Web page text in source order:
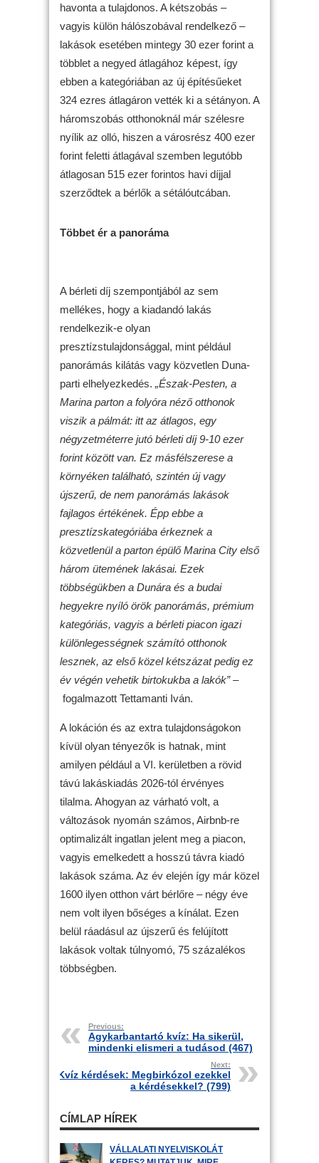
havonta a tulajdonos. A kétszobás –
vagyis külön hálószobával rendelkező –
lakások esetében mintegy 30 ezer forint a
többlet a negyed átlagához képest, így
ebben a kategóriában az új építésűeket
324 ezres átlagáron vették ki a sétányon. A
háromszobás otthonoknál már szélesre
nyílik az olló, hiszen a városrész 400 ezer
forint feletti átlagával szemben legutóbb
átlagosan 515 ezer forintos havi díjjal
szerződtek a bérlők a sétálóutcában.
Többet ér a panoráma
A bérleti díj szempontjából az sem
mellékes, hogy a kiadandó lakás
rendelkezik-e olyan
presztízstulajdonsággal, mint például
panorámás kilátás vagy közvetlen Duna-
parti elhelyezkedés. „Észak-Pesten, a
Marina parton a folyóra néző otthonok
viszik a pálmát: itt az átlagos, egy
négyzetméterre jutó bérleti díj 9-10 ezer
forint között van. Ez másfélszerese a
környéken található, szintén új vagy
újszerű, de nem panorámás lakások
fajlagos értékének. Épp ebbe a
presztízskategóriába érkeznek a
közvetlenül a parton épülő Marina City első
három ütemének lakásai. Ezek
többségükben a Dunára és a budai
hegyekre nyíló örök panorámás, prémium
kategóriás, vagyis a bérleti piacon igazi
különlegességnek számító otthonok
lesznek, az első közel kétszázat pedig ez
év végén vehetik birtokukba a lakók” –
fogalmazott Tettamanti Iván.
A lokáción és az extra tulajdonságokon
kívül olyan tényezők is hatnak, mint
amilyen például a VI. kerületben a rövid
távú lakáskiadás 2026-tól érvényes
tilalma. Ahogyan az várható volt, a
változások nyomán számos, Airbnb-re
optimalizált ingatlan jelent meg a piacon,
vagyis emelkedett a hosszú távra kiadó
lakások száma. Az év elején így már közel
1600 ilyen otthon várt bérlőre – négy éve
nem volt ilyen bőséges a kínálat. Ezen
belül ráadásul az újszerű és felújított
lakások voltak túlnyomó, 75 százalékos
többségben.
Previous:
Agykarbantartó kvíz: Ha sikerül,
mindenki elismeri a tudásod (467)
Next:
Kvíz kérdések: Megbirkózol ezekkel
a kérdésekkel? (799)
CÍMLAP HÍREK
VÁLLALATI NYELVISKOLÁT